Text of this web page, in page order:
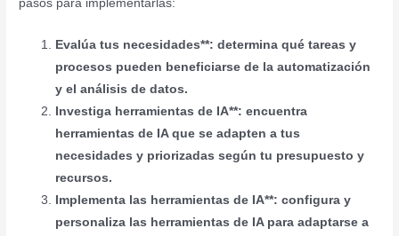
pasos para implementarlas:
Evalúa tus necesidades**: determina qué tareas y
procesos pueden beneficiarse de la automatización
y el análisis de datos.
Investiga herramientas de IA**: encuentra
herramientas de IA que se adapten a tus
necesidades y priorizadas según tu presupuesto y
recursos.
Implementa las herramientas de IA**: configura y
personaliza las herramientas de IA para adaptarse a